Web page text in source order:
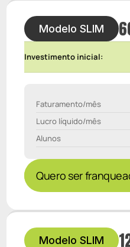
Modelo SLIM
Investimento inicial:
Faturamento/mês
Lucro líquido/mês
Alunos
Quero ser
Modelo SLIM